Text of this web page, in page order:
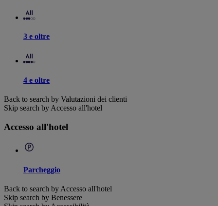
3 e oltre
4 e oltre
Back to search by Valutazioni dei clienti
Skip search by Accesso all'hotel
Accesso all'hotel
Parcheggio
Back to search by Accesso all'hotel
Skip search by Benessere